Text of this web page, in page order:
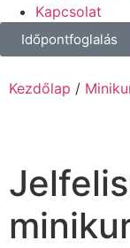
Kapcsolat
Időpontfoglalás
Kezdőlap /